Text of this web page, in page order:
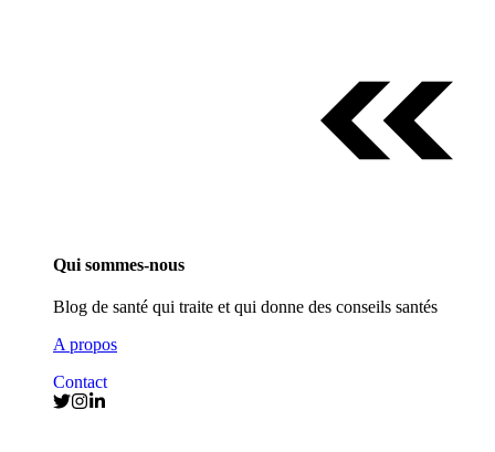
Qui sommes-nous
Blog de santé qui traite et qui donne des conseils santés
A propos
Contact